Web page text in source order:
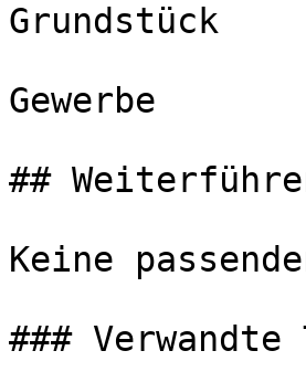
Grundstück
Gewerbe
##
Keine
### Verwandte